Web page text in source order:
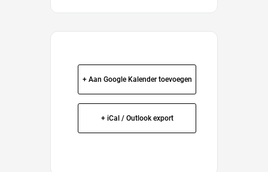
+ Aan Google Kalender toevoegen
+ iCal / Outlook export